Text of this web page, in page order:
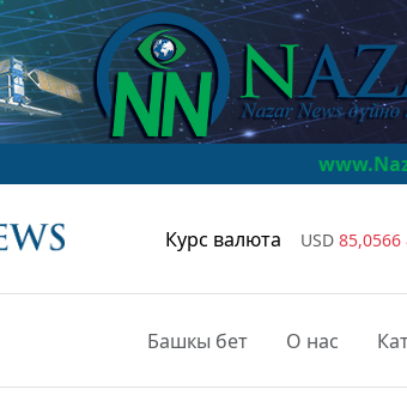
www.NazarNews.kg
Курс валюта USD 85,0566
Башкы бет О нас